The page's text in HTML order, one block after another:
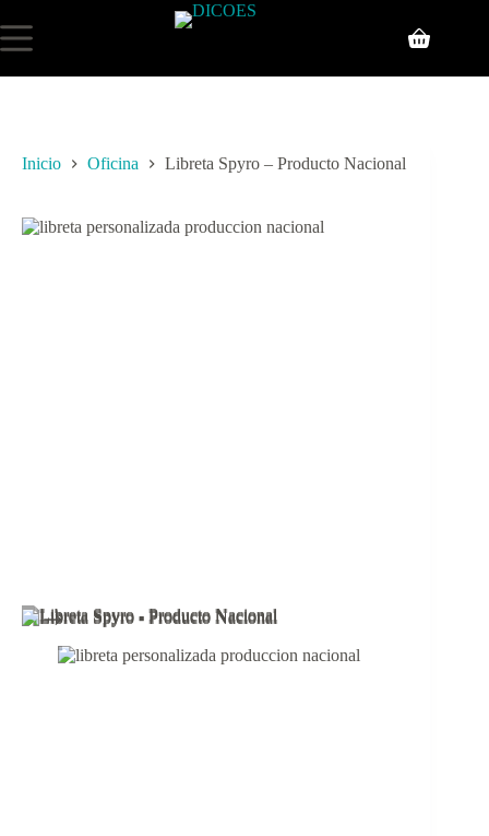
Inicio Oficina Libreta Spyro – Producto Nacional